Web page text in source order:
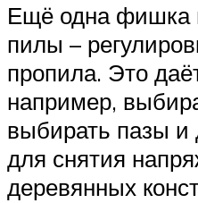
Ещё одна фишка
пилы –
пропила. Это
например,
выбирать пазы и
для снятия
деревянных